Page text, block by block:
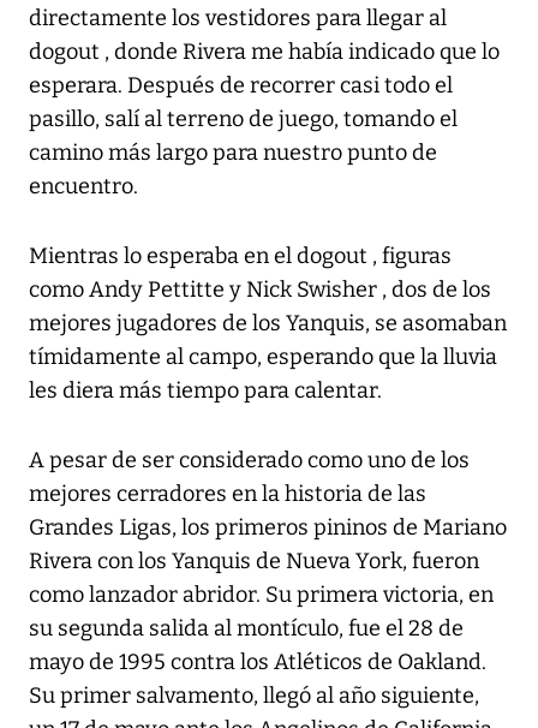
directamente los vestidores para llegar al
dogout , donde Rivera me había indicado que lo
esperara. Después de recorrer casi todo el
pasillo, salí al terreno de juego, tomando el
camino más largo para nuestro punto de
encuentro.
Mientras lo esperaba en el dogout , figuras
como Andy Pettitte y Nick Swisher , dos de los
mejores jugadores de los Yanquis, se asomaban
tímidamente al campo, esperando que la lluvia
les diera más tiempo para calentar.
A pesar de ser considerado como uno de los
mejores cerradores en la historia de las
Grandes Ligas, los primeros pininos de Mariano
Rivera con los Yanquis de Nueva York, fueron
como lanzador abridor. Su primera victoria, en
su segunda salida al montículo, fue el 28 de
mayo de 1995 contra los Atléticos de Oakland.
Su primer salvamento, llegó al año siguiente,